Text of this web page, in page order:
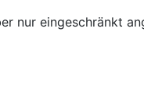
nur eingeschränkt